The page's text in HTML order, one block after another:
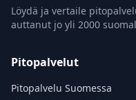
Löydä ja vertaile
auttanut jo yli 2000
Pitopalvelut
Pitopalvelu Suomessa